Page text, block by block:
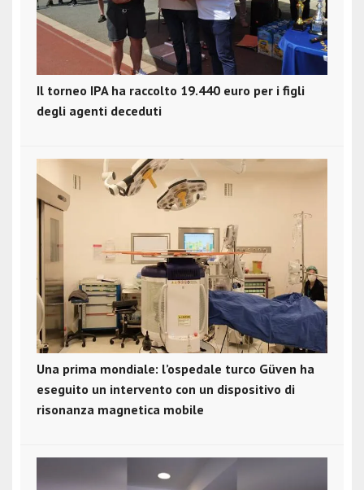
Il torneo IPA ha raccolto 19.440 euro per i figli
degli agenti deceduti
Una prima mondiale: l’ospedale turco Güven ha
eseguito un intervento con un dispositivo di
risonanza magnetica mobile